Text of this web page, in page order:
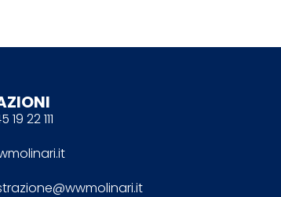
22 111